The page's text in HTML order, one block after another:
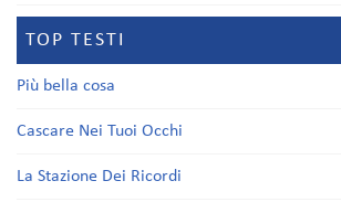
TOP TESTI
Più bella cosa
Cascare Nei Tuoi Occhi
La Stazione Dei Ricordi